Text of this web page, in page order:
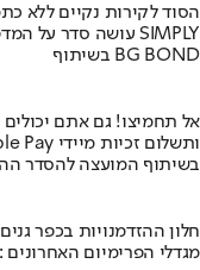
הסוד לקירות נקיים ללא
מומחה BG BOND עושה סדר על המדפים ומציג את מותג הצבע SIMPLY
בשיתוף BG BOND
אל תחמיצו! גם אתם יכולים
יחסי הימור משופרים, הפקדות ב-Apple Pay ותשלום זכיות מיידי
בשיתוף המועצה להסדר
חלון ההזדמנויות בכפר